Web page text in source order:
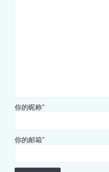
你的昵称*
你的邮箱*